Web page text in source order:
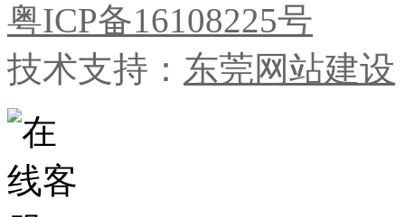
粤ICP备16108225号
技术支持： 东莞网站建设